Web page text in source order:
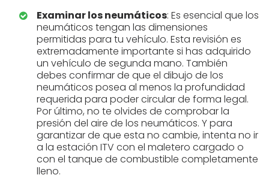
Examinar los neumáticos: Es esencial que los
neumáticos tengan las dimensiones
permitidas para tu vehículo. Esta revisión es
extremadamente importante si has adquirido
un vehículo de segunda mano. También
debes confirmar de que el dibujo de los
neumáticos posea al menos la profundidad
requerida para poder circular de forma legal.
Por último, no te olvides de comprobar la
presión del aire de los neumáticos. Y para
garantizar de que esta no cambie, intenta no ir
a la estación ITV con el maletero cargado o
con el tanque de combustible completamente
lleno.